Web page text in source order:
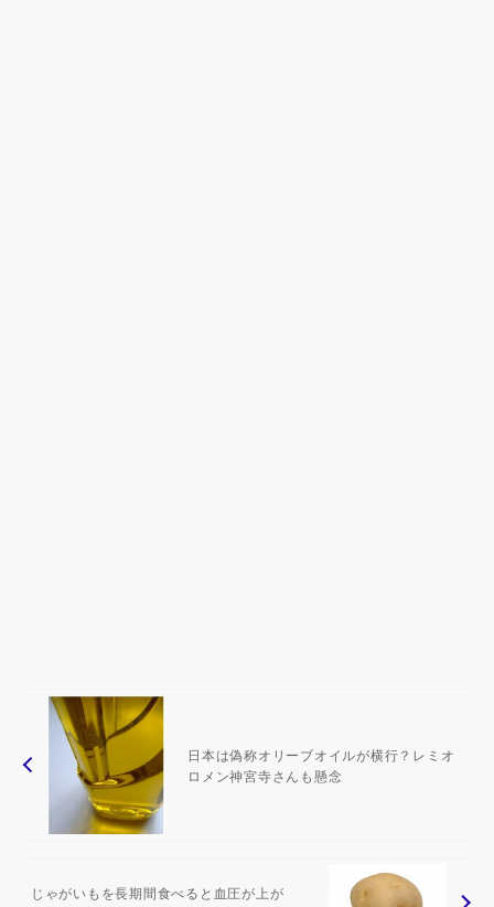
日本は偽称オリーブオイルが横行？レミオ
ロメン神宮寺さんも懸念
じゃがいもを長期間食べると血圧が上が